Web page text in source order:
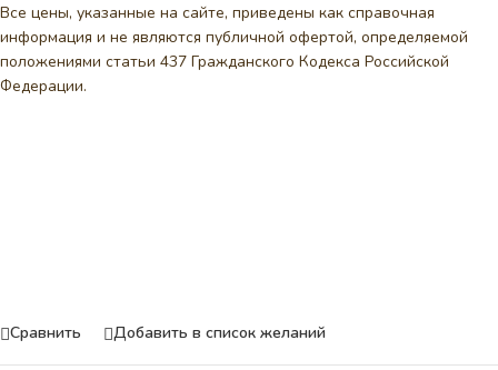
Все цены, указанные на сайте, приведены как справочная
информация и не являются публичной офертой, определяемой
положениями статьи 437 Гражданского Кодекса Российской
Федерации.
Сравнить Добавить в список желаний